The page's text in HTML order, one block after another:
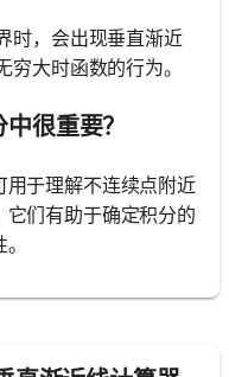
时，会出现垂直渐近
穷大时函数的行为。
很重要？
于理解不连续点附近
们有助于确定积分的